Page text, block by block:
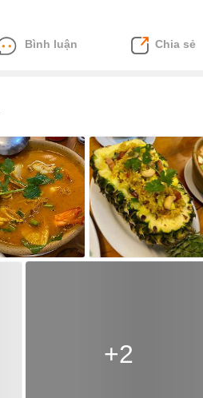
Bình luận Chia sẻ
+2